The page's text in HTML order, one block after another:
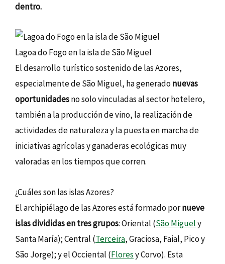
dentro.
Lagoa do Fogo en la isla de São Miguel
El desarrollo turístico sostenido de las Azores,
especialmente de São Miguel, ha generadonuevas
oportunidadesno solo vinculadas al sector hotelero,
también a la producción de vino, la realización de
actividades de naturaleza y la puesta en marcha de
iniciativas agrícolas y ganaderas ecológicas muy
valoradas en los tiempos que corren.
¿Cuáles son las islas Azores?
El archipiélago de las Azores está formado pornueve
islas divididas en tres grupos: Oriental (São Miguely
Santa María); Central (Terceira, Graciosa, Faial, Pico y
São Jorge); y el Occiental (Floresy Corvo). Esta